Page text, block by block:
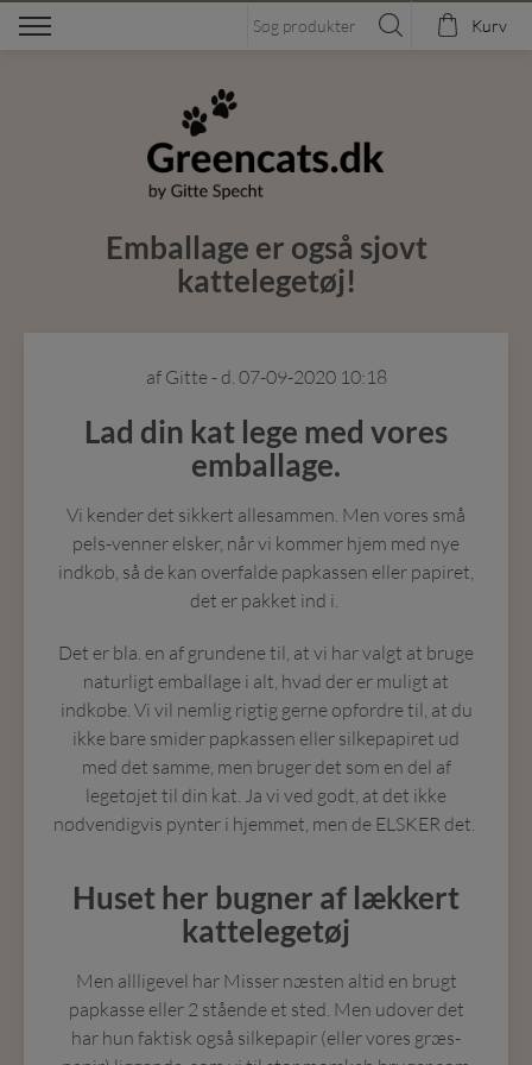
Kurv
Emballage er også sjovt
kattelegetøj!
af Gitte - d. 07-09-2020 10:18
Lad din kat lege med vores
emballage.
Vi kender det sikkert allesammen. Men vores små
pels-venner elsker, når vi kommer hjem med nye
indkøb, så de kan overfalde papkassen eller papiret,
det er pakket ind i.
Det er bla. en af grundene til, at vi har valgt at bruge
naturligt emballage i alt, hvad der er muligt at
indkøbe. Vi vil nemlig rigtig gerne opfordre til, at du
ikke bare smider papkassen eller silkepapiret ud
med det samme, men bruger det som en del af
legetøjet til din kat. Ja vi ved godt, at det ikke
nødvendigvis pynter i hjemmet, men de ELSKER det.
Huset her bugner af lækkert
kattelegetøj
Men allligevel har Misser næsten altid en brugt
papkasse eller 2 stående et sted. Men udover det
har hun faktisk også silkepapir (eller vores græs-